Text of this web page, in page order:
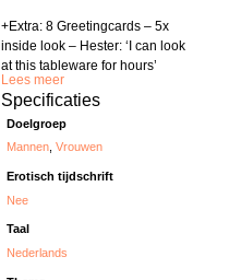
+Extra: 8 Greetingcards – 5x
inside look – Hester: ‘I can look
at this tableware for hours’
Lees meer
Specificaties
Doelgroep
Mannen,Vrouwen
Erotisch tijdschrift
Nee
Taal
Nederlands